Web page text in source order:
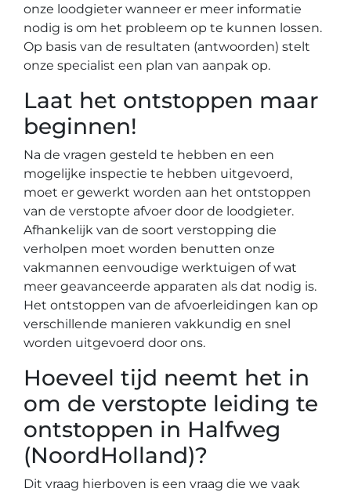
onze loodgieter wanneer er meer informatie
nodig is om het probleem op te kunnen lossen.
Op basis van de resultaten (antwoorden) stelt
onze specialist een plan van aanpak op.
Laat het ontstoppen maar
beginnen!
Na de vragen gesteld te hebben en een
mogelijke inspectie te hebben uitgevoerd,
moet er gewerkt worden aan het ontstoppen
van de verstopte afvoer door de loodgieter.
Afhankelijk van de soort verstopping die
verholpen moet worden benutten onze
vakmannen eenvoudige werktuigen of wat
meer geavanceerde apparaten als dat nodig is.
Het ontstoppen van de afvoerleidingen kan op
verschillende manieren vakkundig en snel
worden uitgevoerd door ons.
Hoeveel tijd neemt het in
om de verstopte leiding te
ontstoppen in Halfweg
(NoordHolland)?
Dit vraag hierboven is een vraag die we vaak